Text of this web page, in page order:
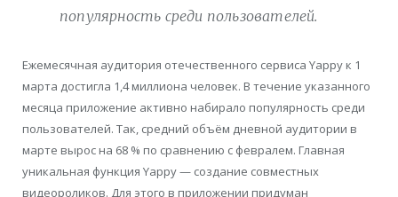
популярность среди пользователей.
Ежемесячная аудитория отечественного сервиса Yappy к 1
марта достигла 1,4 миллиона человек. В течение указанного
месяца приложение активно набирало популярность среди
пользователей. Так, средний объём дневной аудитории в
марте вырос на 68 % по сравнению с февралем. Главная
уникальная функция Yappy — создание совместных
видеороликов. Для этого в приложении придуман